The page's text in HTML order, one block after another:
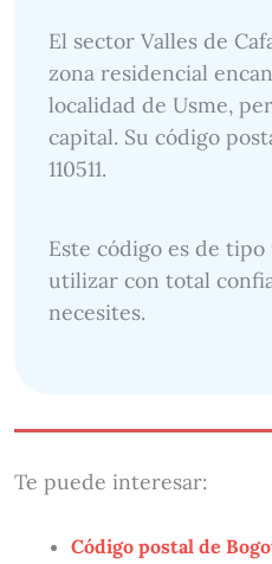
El sector Valles de
zona residencial
localidad de Usme,
capital. Su código
110511.
Este código es de
utilizar con total
necesites.
Te puede interesar:
Código postal de